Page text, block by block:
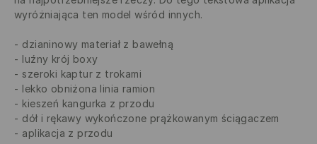
wyróżniająca ten model wśród innych.
dzianinowy materiał z bawełną
luźny krój boxy
szeroki kaptur z trokami
lekko obniżona linia ramion
kieszeń kangurka z przodu
dół i rękawy wykończone prążkowanym ściągaczem
aplikacja z przodu